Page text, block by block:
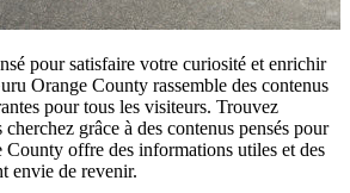
pour satisfaire votre curiosité et enrichir
Orange County rassemble des contenus
pour tous les visiteurs. Trouvez
grâce à des contenus pensés pour
offre des informations utiles et des
envie de revenir.